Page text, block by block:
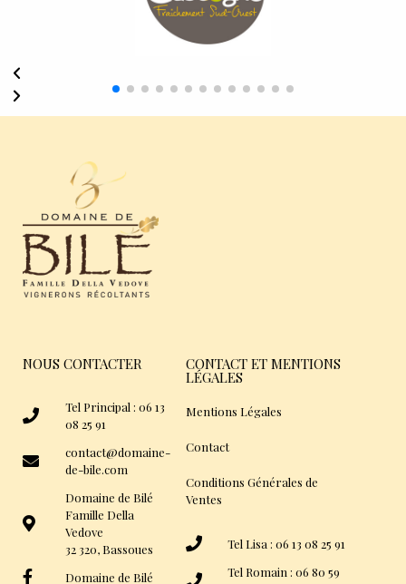
NOUS CONTACTER
Tel Principal : 06 13
08 25 91
contact@domaine-
de-bile.com
Domaine de Bilé
Famille Della
Vedove
32 320, Bassoues
Domaine de Bilé
CONTACT ET MENTIONS
LÉGALES
Mentions Légales
Contact
Conditions Générales de
Ventes
Tel Lisa : 06 13 08 25 91
Tel Romain : 06 80 59